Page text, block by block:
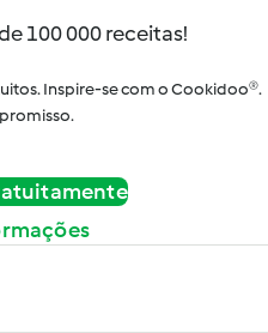
100 000 receitas!
Inspire-se com o Cookidoo®.